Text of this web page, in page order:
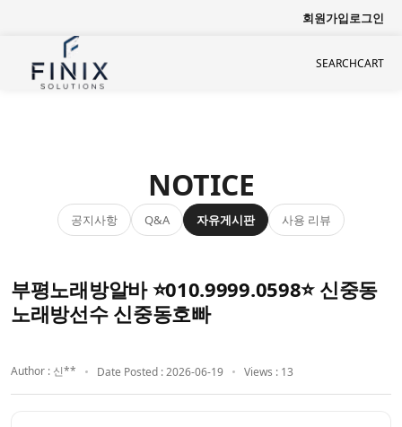
회원가입로그인
SEARCHCART
NOTICE
공지사항 Q&A 자유게시판 사용 리뷰
부평노래방알바 ⭐010.9999.0598⭐ 신중동
노래방선수 신중동호빠
Author : 신** Date Posted : 2026-06-19 Views : 13